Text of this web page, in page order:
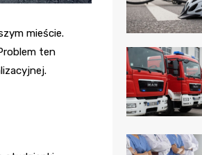
mieście.
ten